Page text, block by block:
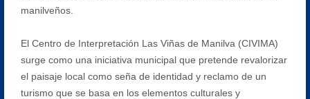
manilveños.
El Centro de Interpretación Las Viñas de Manilva (CIVIMA)
surge como una iniciativa municipal que pretende revalorizar
el paisaje local como seña de identidad y reclamo de un
turismo que se basa en los elementos culturales y